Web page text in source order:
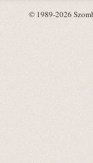
© 1989-2026